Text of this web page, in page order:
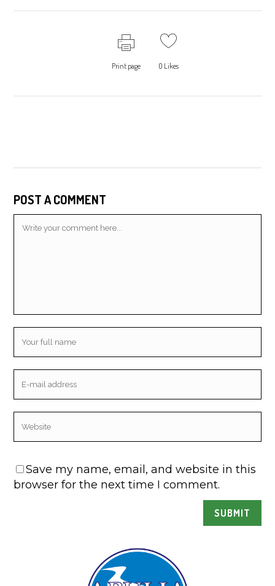
Print page 0 Likes
POST A COMMENT
Save my name, email, and website in this
browser for the next time I comment.